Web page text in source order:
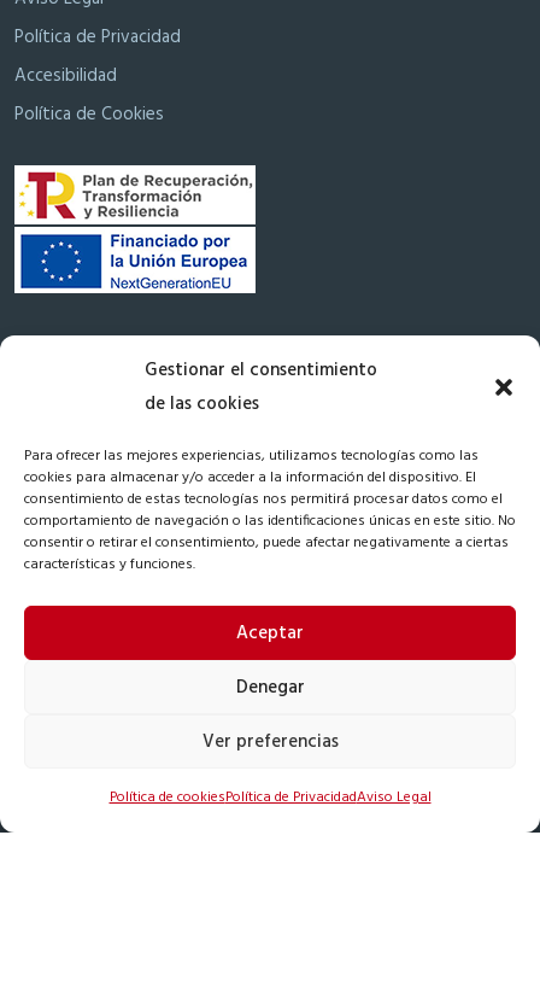
Gestionar el consentimiento
de las cookies
Para ofrecer las mejores experiencias, utilizamos tecnologías como las
cookies para almacenar y/o acceder a la información del dispositivo. El
consentimiento de estas tecnologías nos permitirá procesar datos como el
comportamiento de navegación o las identificaciones únicas en este sitio. No
consentir o retirar el consentimiento, puede afectar negativamente a ciertas
características y funciones.
Aceptar
Denegar
Ver preferencias
Política de cookiesPolítica de PrivacidadAviso Legal
Política de Privacidad
Accesibilidad
Política de Cookies
Dirección
Oficina/Exposición: C. Torre de David 34, 41710 Utrera
Correo
685922546